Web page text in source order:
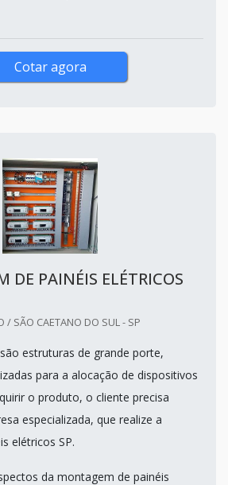
Cotar agora
DE PAINÉIS ELÉTRICOS
/ SÃO CAETANO DO SUL - SP
estruturas de grande porte,
para a alocação de dispositivos
o produto, o cliente precisa
especializada, que realize a
elétricos SP.
da montagem de painéis